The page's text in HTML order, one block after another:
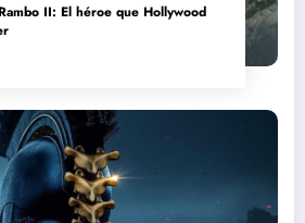
II: El héroe que Hollywood